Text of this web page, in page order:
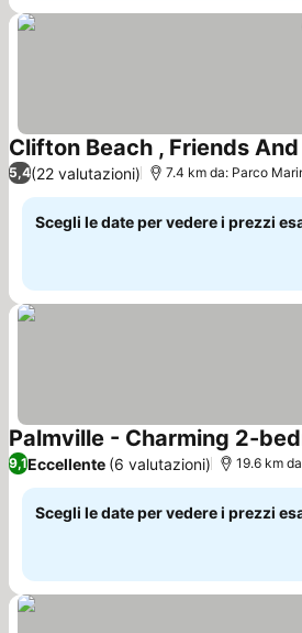
Clifton Beach , Friends
5,4(22 valutazioni) 7.4 km da: Parco
Scegli le date per vedere i prezzi
Palmville - Charming 2-
9,1Eccellente (6 valutazioni) 19.6 km
Scegli le date per vedere i prezzi